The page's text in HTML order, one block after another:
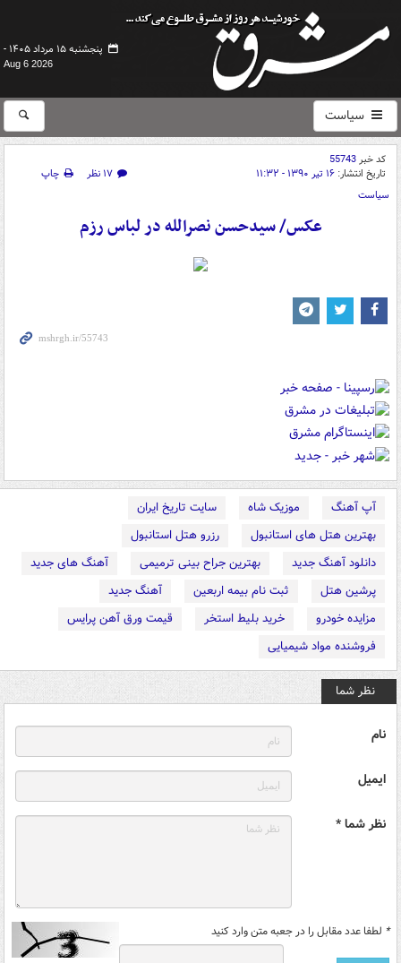
پنجشنبه ۱۵ مرداد ۱۴۰۵ -
Aug 6 2026
سیاست
کد خبر55743
تاریخ انتشار: ۱۶ تیر ۱۳۹۰ - ۱۱:۳۲ ۱۷ نظر
چاپ
سیاست
عکس/ سیدحسن نصرالله در لباس رزم
آپ آهنگ موزیک شاه
سایت تاریخ ایران
بهترین هتل های استانبول
رزرو هتل استانبول
دانلود آهنگ جدید
بهترین جراح بینی ترمیمی
آهنگ های جدید
پرشین هتل
ثبت نام بیمه اربعین
آهنگ جدید
مزایده خودرو
خرید بلیط استخر
قیمت ورق آهن پرایس
فروشنده مواد شیمیایی
نظر شما
نام
ایمیل
نظر شما *
* لطفا عدد مقابل را در جعبه متن وارد کنید